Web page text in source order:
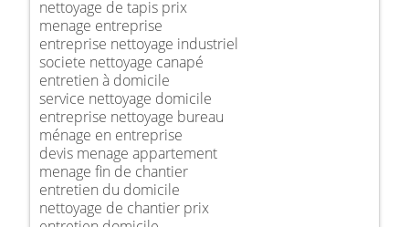
nettoyage de tapis prix
menage entreprise
entreprise nettoyage industriel
societe nettoyage canapé
entretien à domicile
service nettoyage domicile
entreprise nettoyage bureau
ménage en entreprise
devis menage appartement
menage fin de chantier
entretien du domicile
nettoyage de chantier prix